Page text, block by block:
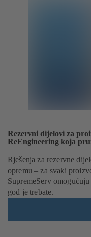
Rezervni dijelovi za
ReEngineering koja
Rješenja za rezervne
opremu – za svaki
SupremeServ
god je trebate.